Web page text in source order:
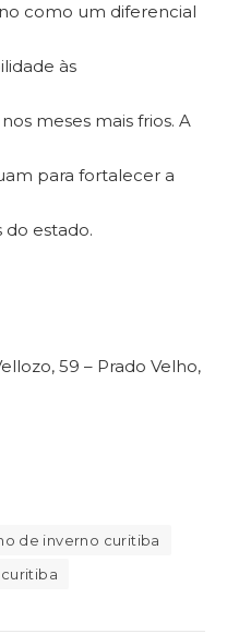
como um diferencial
às
meses mais frios. A
para fortalecer a
do estado.
59 – Prado Velho,
de inverno curitiba